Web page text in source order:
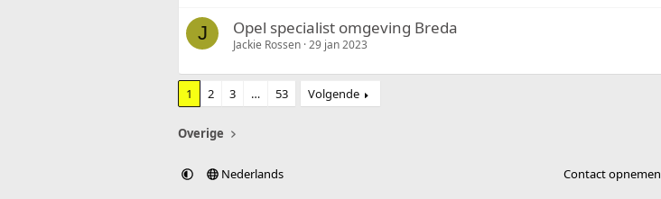
J Opel specialist omgeving Breda
Jackie Rossen 29 jan 2023
1 2 3 … 53 Volgende
Overige
Nederlands Contact opnemen